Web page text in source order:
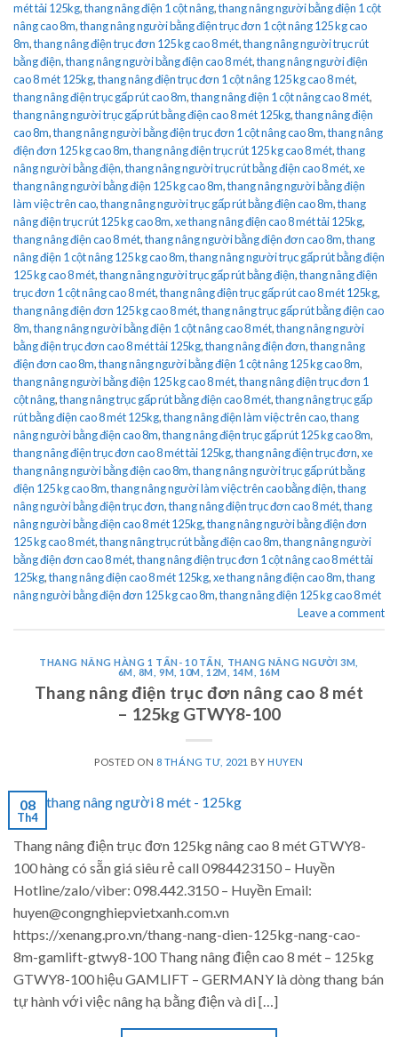
mét tải 125kg,thang nâng điện 1 cột nâng,thang nâng người bằng điện 1 cột
nâng cao 8m,thang nâng người bằng điện trục đơn 1 cột nâng 125 kg cao
8m,thang nâng điện trục đơn 125 kg cao 8 mét,thang nâng người trục rút
bằng điện,thang nâng người bằng điện cao 8 mét,thang nâng người điện
cao 8 mét 125kg,thang nâng điện trục đơn 1 cột nâng 125 kg cao 8 mét,
thang nâng điện trục gấp rút cao 8m,thang nâng điện 1 cột nâng cao 8 mét,
thang nâng người trục gấp rút bằng điện cao 8 mét 125kg,thang nâng điện
cao 8m,thang nâng người bằng điện trục đơn 1 cột nâng cao 8m,thang nâng
điện đơn 125 kg cao 8m,thang nâng điện trục rút 125 kg cao 8 mét,thang
nâng người bằng điện,thang nâng người trục rút bằng điện cao 8 mét,xe
thang nâng người bằng điện 125 kg cao 8m,thang nâng người bằng điện
làm việc trên cao,thang nâng người trục gấp rút bằng điện cao 8m,thang
nâng điện trục rút 125 kg cao 8m,xe thang nâng điện cao 8 mét tải 125kg,
thang nâng điện cao 8 mét,thang nâng người bằng điện đơn cao 8m,thang
nâng điện 1 cột nâng 125 kg cao 8m,thang nâng người trục gấp rút bằng điện
125 kg cao 8 mét,thang nâng người trục gấp rút bằng điện,thang nâng điện
trục đơn 1 cột nâng cao 8 mét,thang nâng điện trục gấp rút cao 8 mét 125kg,
thang nâng điện đơn 125 kg cao 8 mét,thang nâng trục gấp rút bằng điện cao
8m,thang nâng người bằng điện 1 cột nâng cao 8 mét,thang nâng người
bằng điện trục đơn cao 8 mét tải 125kg,thang nâng điện đơn,thang nâng
điện đơn cao 8m,thang nâng người bằng điện 1 cột nâng 125 kg cao 8m,
thang nâng người bằng điện 125 kg cao 8 mét,thang nâng điện trục đơn 1
cột nâng,thang nâng trục gấp rút bằng điện cao 8 mét,thang nâng trục gấp
rút bằng điện cao 8 mét 125kg,thang nâng điện làm việc trên cao,thang
nâng người bằng điện cao 8m,thang nâng điện trục gấp rút 125 kg cao 8m,
thang nâng điện trục đơn cao 8 mét tải 125kg,thang nâng điện trục đơn,xe
thang nâng người bằng điện cao 8m,thang nâng người trục gấp rút bằng
điện 125 kg cao 8m,thang nâng người làm việc trên cao bằng điện,thang
nâng người bằng điện trục đơn,thang nâng điện trục đơn cao 8 mét,thang
nâng người bằng điện cao 8 mét 125kg,thang nâng người bằng điện đơn
125 kg cao 8 mét,thang nâng trục rút bằng điện cao 8m,thang nâng người
bằng điện đơn cao 8 mét,thang nâng điện trục đơn 1 cột nâng cao 8 mét tải
125kg,thang nâng điện cao 8 mét 125kg,xe thang nâng điện cao 8m,thang
nâng người bằng điện đơn 125 kg cao 8m,thang nâng điện 125 kg cao 8 mét
Leave a comment
THANG NÂNG HÀNG 1 TẤN- 10 TẤN
THANG NÂNG NGƯỜI 3M,
6M, 8M, 9M, 10M, 12M, 14M, 16M
Thang nâng điện trục đơn nâng cao 8 mét
– 125kg GTWY8-100
POSTED ON 8 THÁNG TƯ, 2021 BY HUYEN
08
Th4
Thang nâng điện trục đơn 125kg nâng cao 8 mét GTWY8-
100 hàng có sẵn giá siêu rẻ call 0984423150 – Huyền
Hotline/zalo/viber: 098.442.3150 – Huyền Email:
huyen@congnghiepvietxanh.com.vn
https://xenang.pro.vn/thang-nang-dien-125kg-nang-cao-
8m-gamlift-gtwy8-100 Thang nâng điện cao 8 mét – 125kg
GTWY8-100 hiệu GAMLIFT – GERMANY là dòng thang bán
tự hành với việc nâng hạ bằng điện và di […]